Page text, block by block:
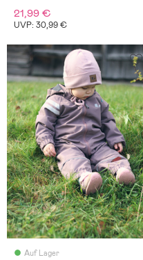
21,99 €
UVP: 30,99 €
Auf Lager